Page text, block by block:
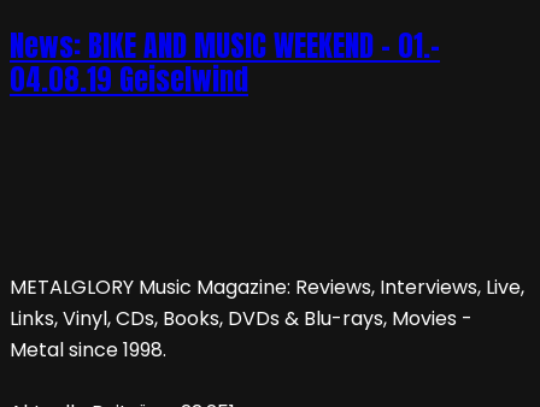
News: BIKE AND MUSIC WEEKEND – 01.-
04.08.19 Geiselwind
METALGLORY Music Magazine: Reviews, Interviews, Live,
Links, Vinyl, CDs, Books, DVDs & Blu-rays, Movies -
Metal since 1998.